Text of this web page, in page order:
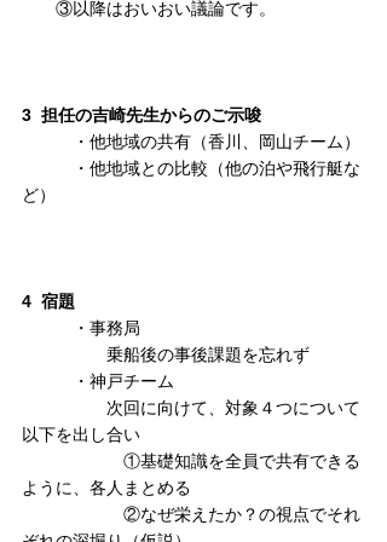
③以降はおいおい議論です。
3  担任の吉崎先生からのご示唆
・他地域の共有（香川、岡山チーム）
・他地域との比較（他の泊や飛行艇な
ど）
4  宿題
・事務局
乗船後の事後課題を忘れず
・神戸チーム
次回に向けて、対象４つについて
以下を出し合い
①基礎知識を全員で共有できる
ように、各人まとめる
②なぜ栄えたか？の視点でそれ